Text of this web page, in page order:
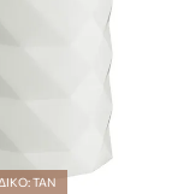
TAN